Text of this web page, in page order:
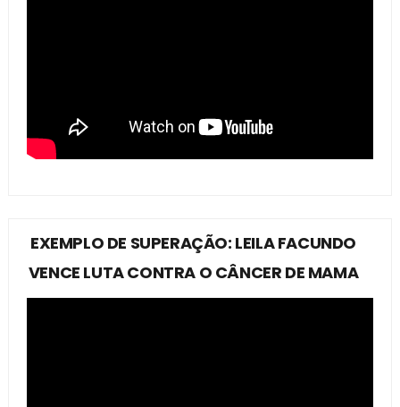
EXEMPLO DE SUPERAÇÃO: LEILA FACUNDO
VENCE LUTA CONTRA O CÂNCER DE MAMA